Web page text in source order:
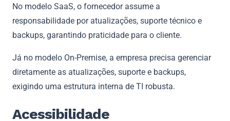
No modelo SaaS, o fornecedor assume a
responsabilidade por atualizações, suporte técnico e
backups, garantindo praticidade para o cliente.
Já no modelo On-Premise, a empresa precisa gerenciar
diretamente as atualizações, suporte e backups,
exigindo uma estrutura interna de TI robusta.
Acessibilidade